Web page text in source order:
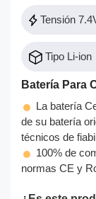
Tensión
Tipo Li-ion
Batería Para
La batería
de su batería
técnicos de
100% de
normas CE y